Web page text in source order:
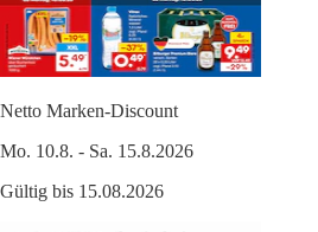
Netto Marken-Discount
Mo. 10.8. - Sa. 15.8.2026
Gültig bis 15.08.2026